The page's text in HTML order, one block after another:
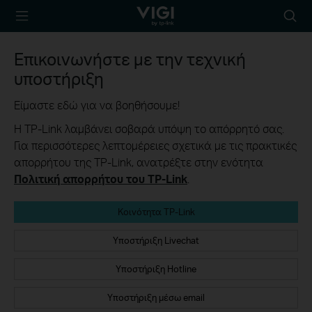
TP-Link, Reliably
icon
Επικοινωνήστε με την τεχνική
υποστήριξη
Είμαστε εδώ για να βοηθήσουμε!
Η TP-Link λαμβάνει σοβαρά υπόψη το απόρρητό σας.
Για περισσότερες λεπτομέρειες σχετικά με τις πρακτικές
απορρήτου της TP-Link, ανατρέξτε στην ενότητα
Πολιτική απορρήτου του TP-Link
Κοινότητα TP-Link
Υποστήριξη Livechat
Υποστήριξη Hotline
Υποστήριξη μέσω email